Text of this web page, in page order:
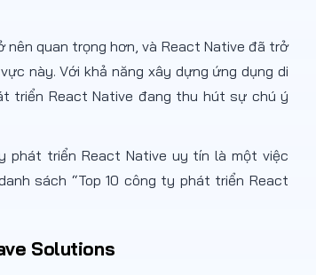
nên quan trọng hơn, và React Native đã trở
này. Với khả năng xây dựng ứng dụng di
triển React Native đang thu hút sự chú ý
phát triển React Native uy tín là một việc
sách “Top 10 công ty phát triển React
Solutions